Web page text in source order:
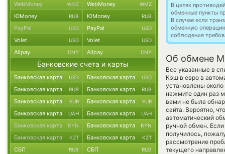
В целях
обменные пункты
В случае если
обменную
соблюдения
Об обмене
Все указанные в
Кэш в евро в
установлены
нажмите один раз
вами не была
сайта. Вероятно,
автоматический
ручной обмен.
получилось,
рассмотрение
текущего
WebMoney WMZ WebMoney WMZ
ЮMoney RUB ЮMoney RUB
PayPal USD PayPal USD
Volet USD Volet USD
Alipay CNY Alipay CNY
Банковские счета и карты
Банковская карта USD Банковская карта USD
Банковская карта RUB Банковская карта RUB
Банковская карта EUR Банковская карта EUR
Банковская карта UAH Банковская карта UAH
Банковская карта BYN Банковская карта BYN
Банковская карта KZT Банковская карта KZT
СБП RUB СБП RUB